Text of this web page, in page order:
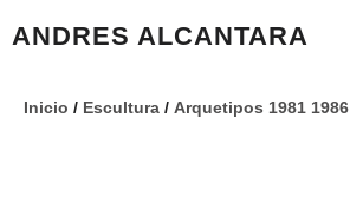
ANDRES ALCANTARA
Inicio / Escultura / Arquetipos 1981 1986